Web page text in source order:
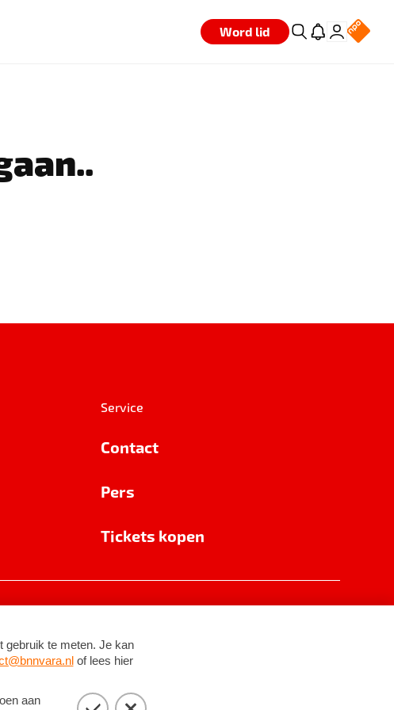
Word lid
Service
Contact
Pers
Tickets kopen